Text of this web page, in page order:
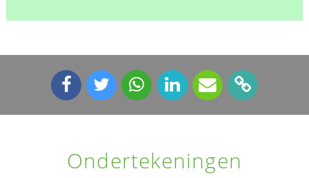
Ondertekeningen